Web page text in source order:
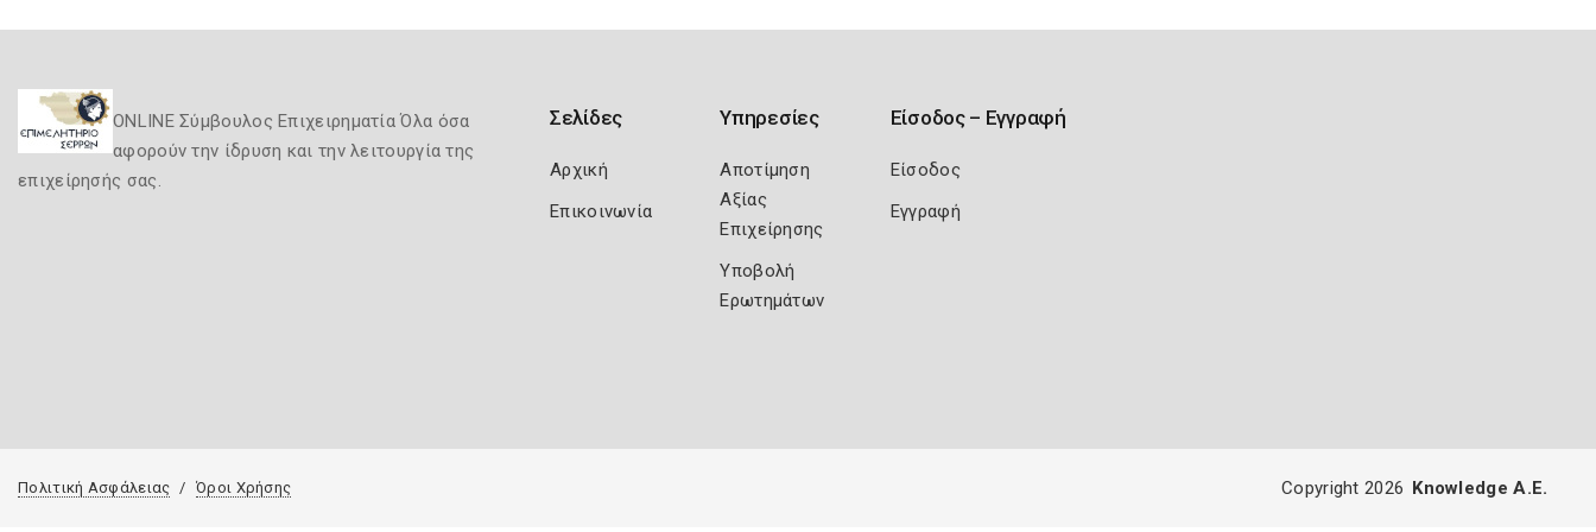
ONLINE Σύμβουλος Επιχειρηματία Όλα όσα
αφορούν την ίδρυση και την λειτουργία της
επιχείρησής σας.
Σελίδες
Αρχική
Επικοινωνία
Υπηρεσίες
Αποτίμηση
Αξίας
Επιχείρησης
Υποβολή
Ερωτημάτων
Είσοδος – Εγγραφή
Είσοδος
Εγγραφή
Πολιτική Ασφάλειας Όροι Χρήσης Copyright 2026 Knowledge A.E.